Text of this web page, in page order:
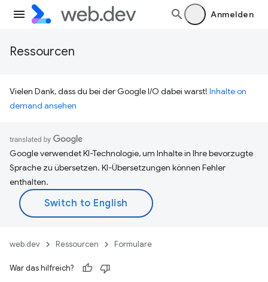
Anmelden
Ressourcen
Vielen Dank, dass du bei der Google I/O dabei warst! Inhalte on
demand ansehen
Google verwendet KI-Technologie, um Inhalte in Ihre bevorzugte
Sprache zu übersetzen. KI-Übersetzungen können Fehler
enthalten.
web.dev Ressourcen Formulare
War das hilfreich?